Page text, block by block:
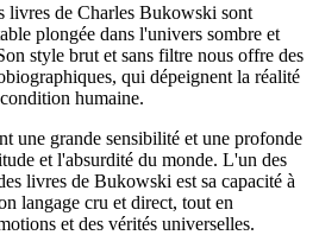
livres de Charles Bukowski sont
plongée dans l'univers sombre et
style brut et sans filtre nous offre des
qui dépeignent la réalité
humaine.
une grande sensibilité et une profonde
et l'absurdité du monde. L'un des
livres de Bukowski est sa capacité à
langage cru et direct, tout en
et des vérités universelles.